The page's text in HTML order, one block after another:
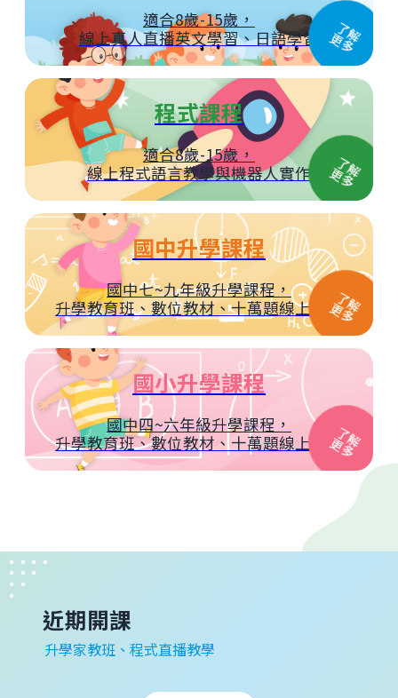
適合8歲-15歲，
線上真人直播英文學習、日語學習
了
解
更
多
程式課程
適合8歲-15歲，
線上程式語言教學與機器人實作
了
解
更
多
國中升學課程
國中七~九年級升學課程，
升學教育班、數位教材、十萬題線上題庫了
解
更
多
國小升學課程
國中四~六年級升學課程，
升學教育班、數位教材、十萬題線上題庫了
解
更
多
近期開課
升學家教班、程式直播教學